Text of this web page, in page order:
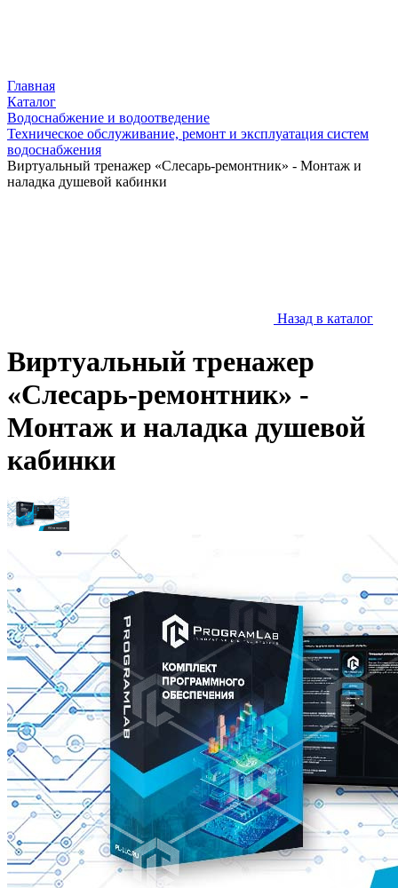
Главная
Каталог
Водоснабжение и водоотведение
Техническое обслуживание, ремонт и эксплуатация систем
водоснабжения
Виртуальный тренажер «Слесарь-ремонтник» - Монтаж и
наладка душевой кабинки
Назад в каталог
Виртуальный тренажер
«Слесарь-ремонтник» -
Монтаж и наладка душевой
кабинки